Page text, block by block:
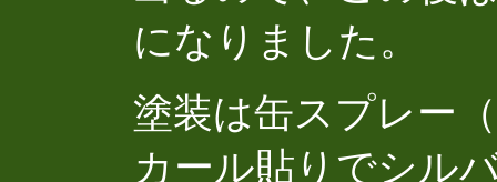
になりました。
塗装は缶スプレー
カール貼りでシル